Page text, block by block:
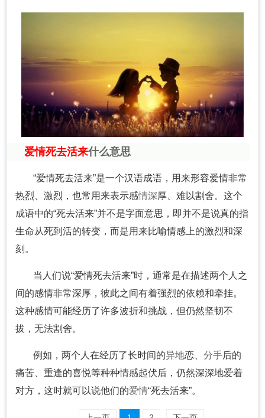
爱情死去活来什么意思
“爱情死去活来”是一个汉语成语，用来形容爱情非常
热烈、激烈，也常用来表示感情深厚、难以割舍。这个
成语中的“死去活来”并不是字面意思，即并不是说真的指
生命从死到活的转变，而是用来比喻情感上的激烈和深
刻。
当人们说“爱情死去活来”时，通常是在描述两个人之
间的感情非常深厚，彼此之间有着强烈的依赖和牵挂。
这种感情可能经历了许多波折和挑战，但仍然坚韧不
拔，无法割舍。
例如，两个人在经历了长时间的异地恋、 分手后的
痛苦、重逢的喜悦等种种情感起伏后，仍然深深地爱着
对方，这时就可以说他们的爱情“死去活来”。